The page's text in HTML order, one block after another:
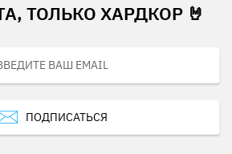
ТОЛЬКО ХАРДКОР 🤘
ПОДПИСАТЬСЯ